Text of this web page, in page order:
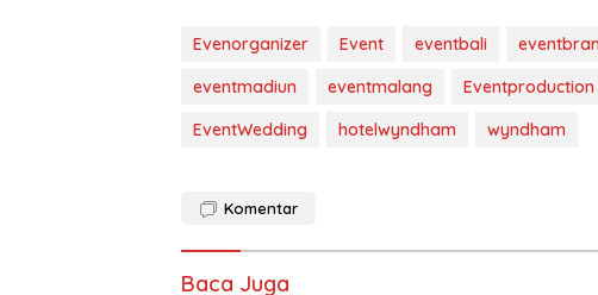
Evenorganizer Event eventbali
eventmadiun
eventmalang Eventproduction
EventWedding
hotelwyndham wyndham
Komentar
Baca Juga